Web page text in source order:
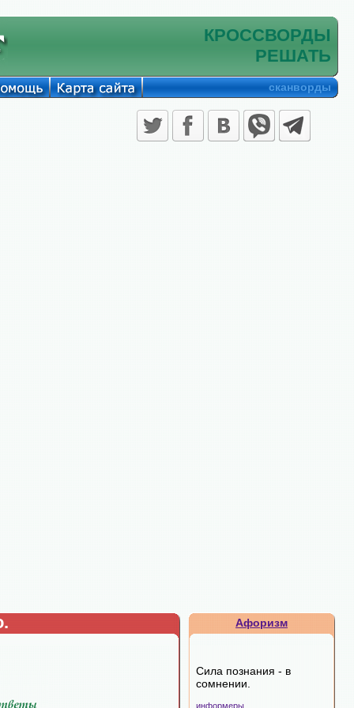
КРОССВОРДЫ
РЕШАТЬ
сканворды
Афоризм
Сила познания - в
сомнении.
информеры